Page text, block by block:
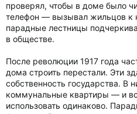
проверял, чтобы в доме было
телефон — вызывал жильцов к
парадные лестницы
в обществе.
После революции 1917 года
дома строить перестали. Эти
собственность государства. В
коммунальные квартиры — и
использовать одинаково.